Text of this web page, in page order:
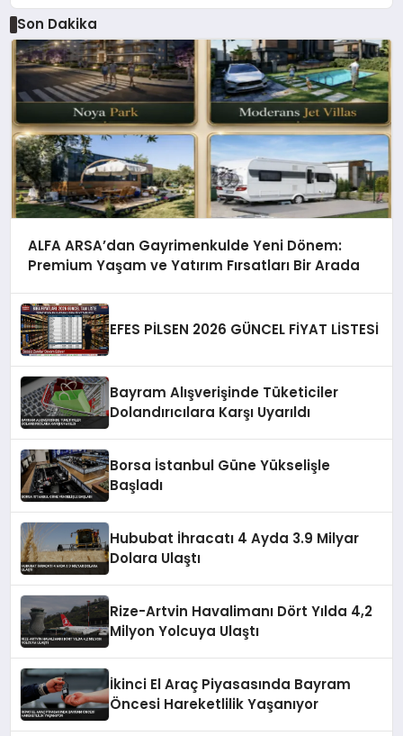
Son Dakika
ALFA ARSA’dan Gayrimenkulde Yeni Dönem:
Premium Yaşam ve Yatırım Fırsatları Bir Arada
EFES PİLSEN 2026 GÜNCEL FİYAT LİSTESİ
Bayram Alışverişinde Tüketiciler
Dolandırıcılara Karşı Uyarıldı
Borsa İstanbul Güne Yükselişle
Başladı
Hububat İhracatı 4 Ayda 3.9 Milyar
Dolara Ulaştı
Rize-Artvin Havalimanı Dört Yılda 4,2
Milyon Yolcuya Ulaştı
İkinci El Araç Piyasasında Bayram
Öncesi Hareketlilik Yaşanıyor